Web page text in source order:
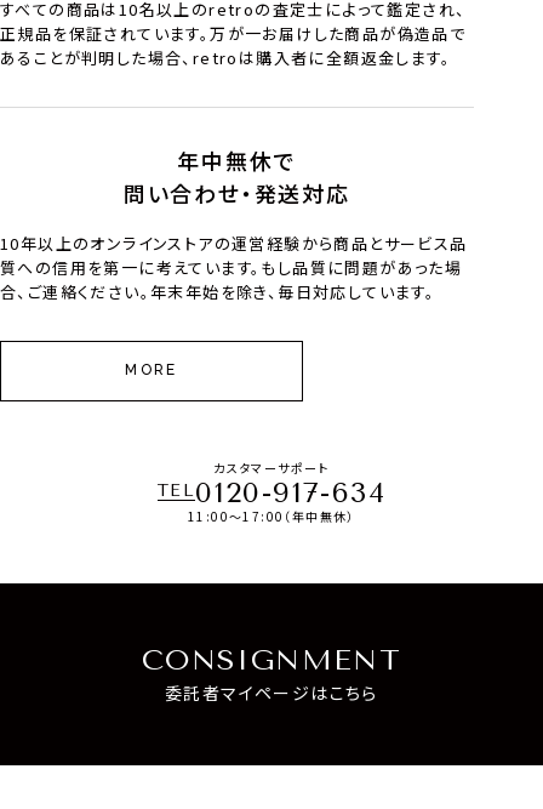
すべての商品は10名以上のretroの査定士によって鑑定され、
正規品を保証されています。万が一お届けした商品が偽造品で
あることが判明した場合、retroは購入者に全額返金します。
年中無休で
問い合わせ・発送対応
10年以上のオンラインストアの運営経験から商品とサービス品
質への信用を第一に考えています。もし品質に問題があった場
合、ご連絡ください。年末年始を除き、毎日対応しています。
MORE
カスタマーサポート
TEL0120-917-634
11:00～17:00（年中無休）
CONSIGNMENT
委託者マイページはこちら